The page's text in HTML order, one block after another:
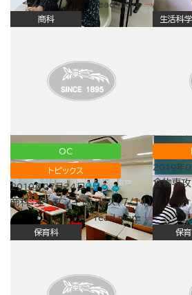
read more
商科
OC
トピックス
2019年07月24日
商科：オープンキャンパス（7/14）
read more
生活科
2019年
食物専攻
保育科 保